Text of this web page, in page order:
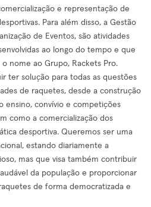
e representação de
Para além disso, a Gestão
de Eventos, são atividades
ao longo do tempo e que
nome ao Grupo, Rackets Pro.
ter solução para todas as questões
de raquetes, desde a construção
ensino, convívio e competições
como a comercialização dos
desportiva. Queremos ser uma
estando diariamente a
mas que visa também contribuir
da população e proporcionar
de forma democratizada e